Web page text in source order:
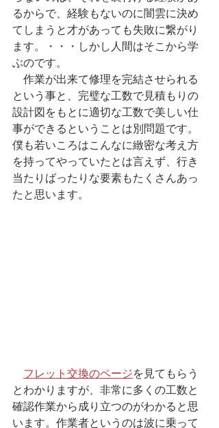
るからで、経験もないのに闇雲に決め
てしまうと才があっても失敗に繋がり
ます。・・・しかし人間はそこから学
ぶのです。
作業が出来て修理を完結させられる
という事と、完璧な工数で見積もりの
設計図をもとに適切な工数で美しい仕
事ができるということは別問題です。
僕も若いころはこんなに緻密な考え方
を持ってやっていたとは言えず、行き
当たりばったりな要素もたくさんあっ
たと思います。
フレット交換のページを見てもらう
とわかりますが、非常に多くの工数と
確認作業から成り立つのがわかると思
います。作業者というのは波に乗って